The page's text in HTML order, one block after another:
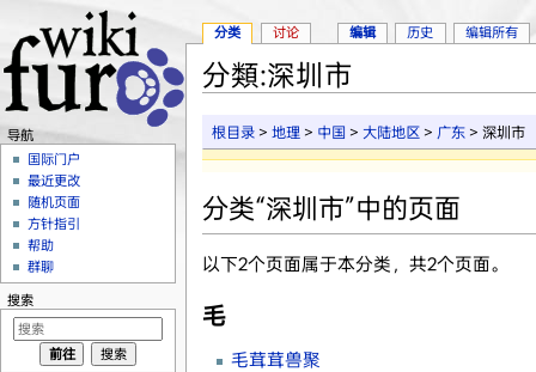
分類:深圳市
根目录 >地理 > 中国 >大陆地区 > 广东 > 深圳市
分类“深圳市”中的页面
以下2个页面属于本分类，共2个页面。
毛
毛茸茸兽聚
分类 讨论 编辑 历史 编辑所有
导航
国际门户
最近更改
随机页面
方针指引
帮助
群聊
搜索